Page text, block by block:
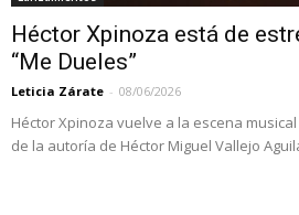
Héctor Xpinoza está de
“Me Dueles”
Leticia Zárate - 08/06/2026
Héctor Xpinoza vuelve a la escena
de la autoría de Héctor Miguel Vallejo